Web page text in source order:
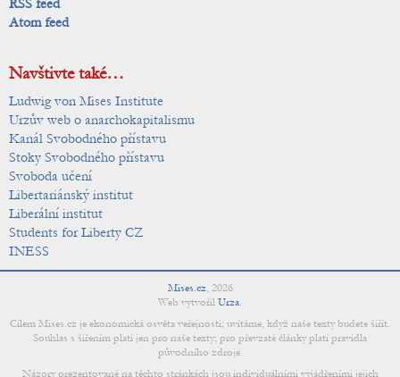
RSS feed
Atom feed
Navštivte také…
Ludwig von Mises Institute
Urzův web o anarchokapitalismu
Kanál Svobodného přístavu
Stoky Svobodného přístavu
Svoboda učení
Libertariánský institut
Liberální institut
Students for Liberty CZ
INESS
Mises.cz, 2026
Web vytvořil Urza.
Cílem Mises.cz je ekonomická osvěta veřejnosti; uvítáme, když naše texty budete šířit.
Souhlas s šířením platí jen pro naše texty; pro převzaté články platí pravidla
původního zdroje.
Názory prezentované na těchto stránkách jsou individuálními vyjádřeními jejich